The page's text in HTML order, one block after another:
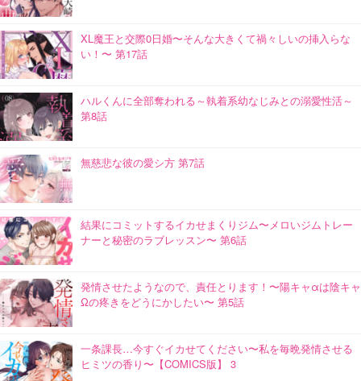
XL魔王と交際0日婚〜そんな大きくて禍々しいの挿入らな
い！〜 第17話
ハルくんに全部奪われる～執着系幼なじみとの溺愛性活～
第8話
無慈悲な彼の愛シ方 第7話
結果にコミットするイカせまくりジム〜メロいジムトレー
ナーと秘密のラブレッスン〜 第6話
発情させたようなので、責任とります！〜陽キャαは陰キャ
Ωの疼きをどうにかしたい〜 第5話
一条課長…今すぐイカせてください〜私を毎晩発情させる
ヒミツの香り〜【COMICS版】 3